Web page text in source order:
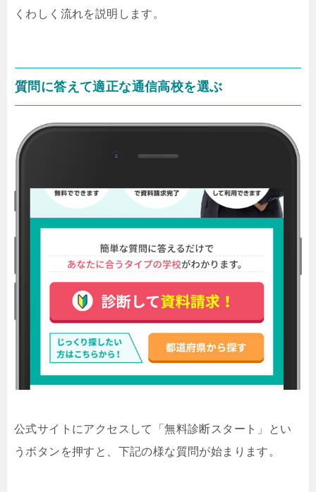
くわしく流れを説明します。
質問に答えて適正な通信高校を選ぶ
公式サイトにアクセスして「無料診断スタート」とい
うボタンを押すと、下記の様な質問が始まります。